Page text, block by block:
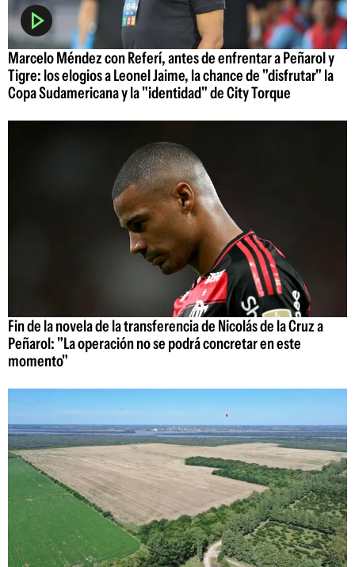
Marcelo Méndez con Referí, antes de enfrentar a Peñarol y
Tigre: los elogios a Leonel Jaime, la chance de "disfrutar" la
Copa Sudamericana y la "identidad" de City Torque
Fin de la novela de la transferencia de Nicolás de la Cruz a
Peñarol: "La operación no se podrá concretar en este
momento"